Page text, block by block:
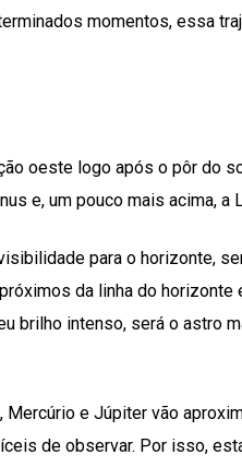
momentos, essa
oeste logo após o pôr do
e, um pouco mais acima, a
para o horizonte,
da linha do horizonte
brilho intenso, será o astro
e Júpiter vão
de observar. Por isso,